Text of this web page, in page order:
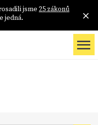
jsme 25 zákonů
jedná.